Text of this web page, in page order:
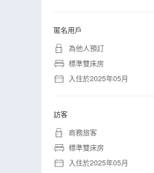
匿名用戶
為他人預訂
標準雙床房
入住於2025年05月
訪客
商務旅客
標準雙床房
入住於2025年05月